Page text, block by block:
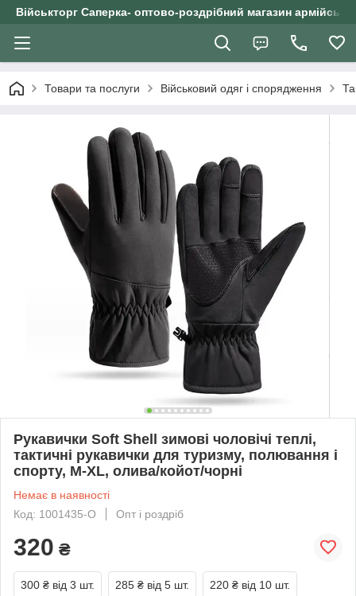
Військторг Саперка- оптово-роздрібний магазин
Товари та послуги Військовий одяг і спорядження
Рукавички Soft Shell зимові чоловічі теплі,
тактичні рукавички для туризму, полювання і
спорту, M-XL, олива/койот/чорні
Немає в наявності
Код: 1001435-O
Опт і роздріб
320 ₴
300 ₴ від 3 шт. 285 ₴ від 5 шт. 220 ₴ від 10 шт.